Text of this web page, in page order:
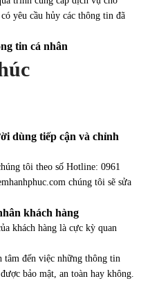
yêu cầu hủy các thông tin đã
tin cá nhân
dùng tiếp cận và chỉnh
tôi theo số Hotline: 0961
chúng tôi sẽ sửa
khách hàng
khách hàng là cực kỳ quan
tâm đến việc những thông tin
bảo mật, an toàn hay không.